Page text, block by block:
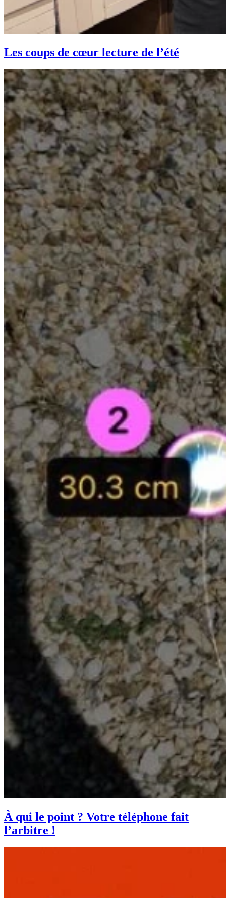
Les coups de cœur lecture de l’été
À qui le point ? Votre téléphone fait
l’arbitre !